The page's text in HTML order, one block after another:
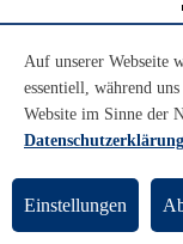
Auf unserer Webseite
essentiell, während
Website im Sinne der
Datenschutzerklärung
Einstellungen